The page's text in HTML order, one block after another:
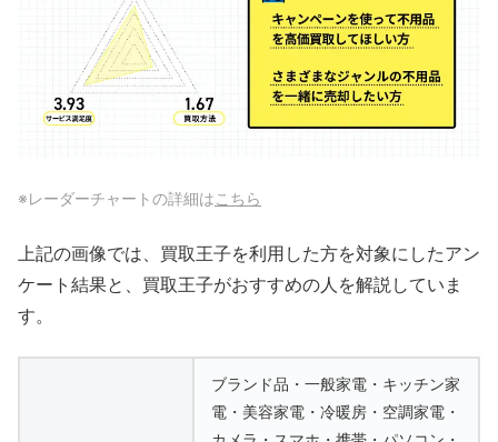
※レーダーチャートの詳細は こちら
上記の画像では、買取王子を利用した方を対象にしたアン
ケート結果と、買取王子がおすすめの人を解説していま
す。
ブランド品・一般家電・キッチン家
電・美容家電・冷暖房・空調家電・